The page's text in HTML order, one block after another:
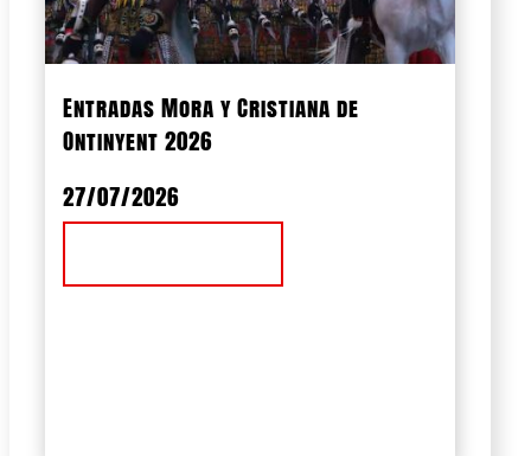
Entradas Mora y Cristiana de
Ontinyent 2026
27/07/2026